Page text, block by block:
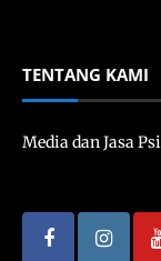
TENTANG KAMI
Media dan Jasa